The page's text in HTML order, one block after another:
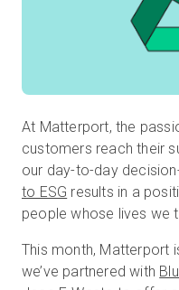
03-6897-
At Matterport, the
customers reach their
our day-to-day
to ESG results in a
people whose lives we
This month, Matterport
we’ve partnered with